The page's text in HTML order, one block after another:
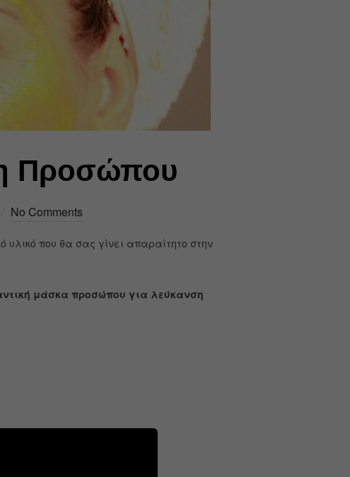
Προσώπου
No Comments
που θα σας γίνει απαραίτητο στην
μάσκα προσώπου για λεύκανση